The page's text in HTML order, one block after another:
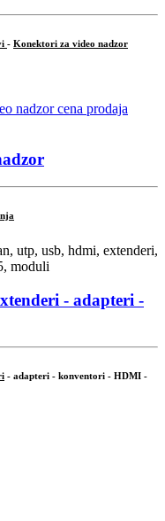
- Konektori za video nadzor
- adapteri -
- adapteri - konventori - HDMI -